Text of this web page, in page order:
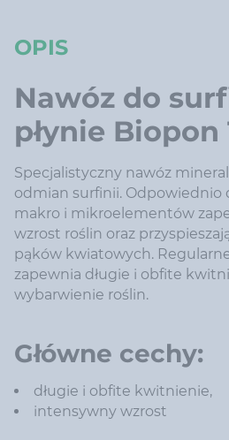
OPIS
Nawóz do
płynie Biopon
Specjalistyczny nawóz
odmian surfinii. Odpowiednio
makro i mikroelementów
wzrost roślin oraz
pąków kwiatowych.
zapewnia długie i obfite
wybarwienie roślin.
Główne cechy:
długie i obfite kwitnienie,
intensywny wzrost